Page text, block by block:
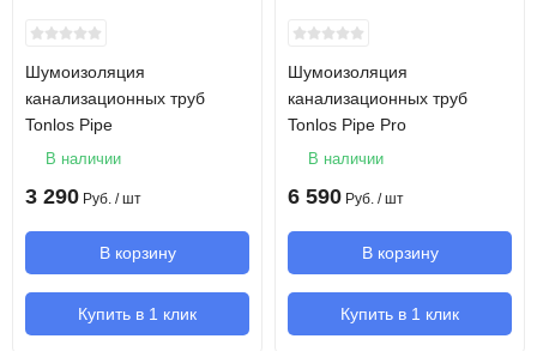
Шумоизоляция
канализационных труб
Tonlos Pipe
В наличии
3 290 Руб. / шт
В корзину
Купить в 1 клик
Шумоизоляция
канализационных труб
Tonlos Pipe Pro
В наличии
6 590 Руб. / шт
В корзину
Купить в 1 клик